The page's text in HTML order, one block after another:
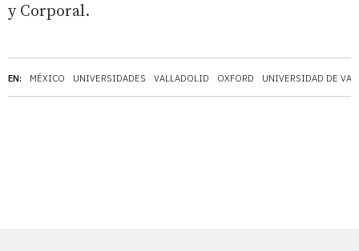
EN: MÉXICO UNIVERSIDADES VALLADOLID OXFORD UNIVERSIDAD DE
y Corporal.